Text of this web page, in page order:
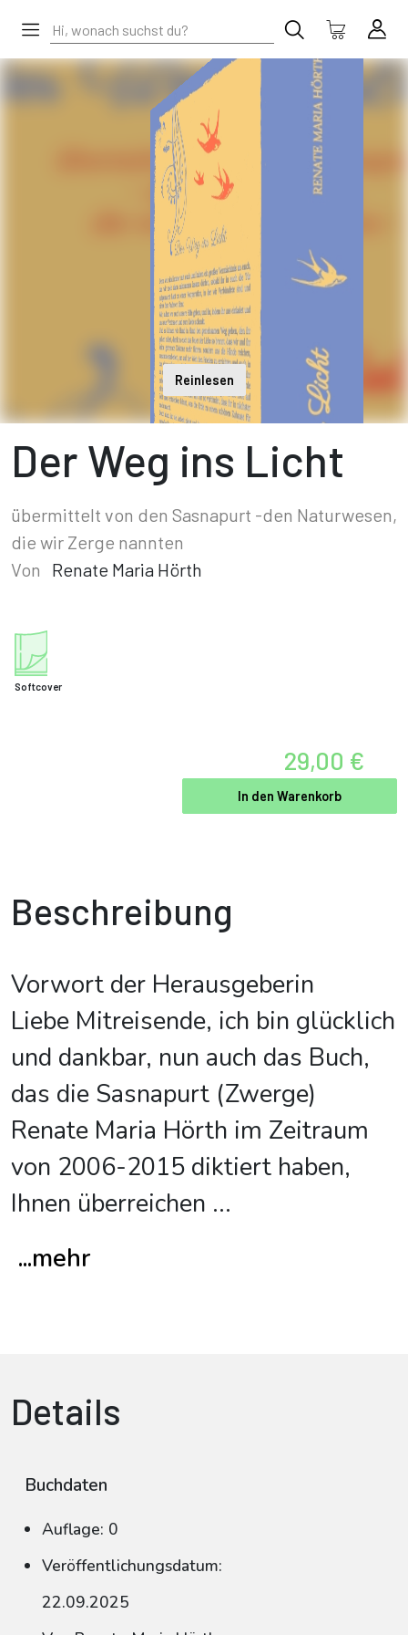
Reinlesen
Der Weg ins Licht
übermittelt von den Sasnapurt -den Naturwesen,
die wir Zerge nannten
Von
Renate Maria Hörth
Softcover
29,00 €
In den Warenkorb
Beschreibung
Vorwort der Herausgeberin
Liebe Mitreisende, ich bin glücklich
und dankbar, nun auch das Buch,
das die Sasnapurt (Zwerge)
Renate Maria Hörth im Zeitraum
von 2006-2015 diktiert haben,
Ihnen überreichen ...
...mehr
Details
Buchdaten
Auflage: 0
Veröffentlichungsdatum:
22.09.2025